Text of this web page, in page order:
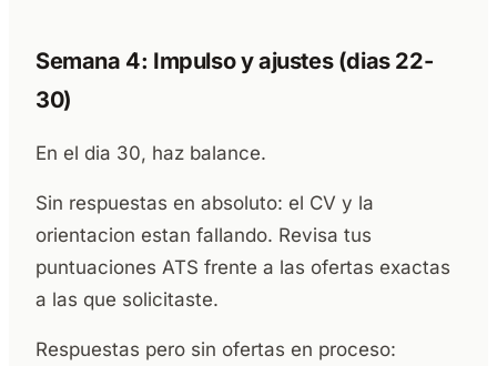
Semana 4: Impulso y ajustes (dias 22-
30)
En el dia 30, haz balance.
Sin respuestas en absoluto: el CV y la
orientacion estan fallando. Revisa tus
puntuaciones ATS frente a las ofertas exactas
a las que solicitaste.
Respuestas pero sin ofertas en proceso: